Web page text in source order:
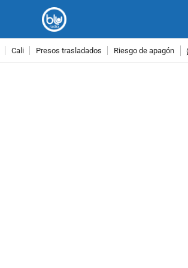
Cali Presos trasladados Riesgo de apagón